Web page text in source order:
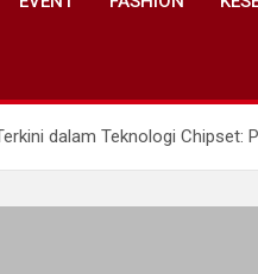
dalam Teknologi Chipset: